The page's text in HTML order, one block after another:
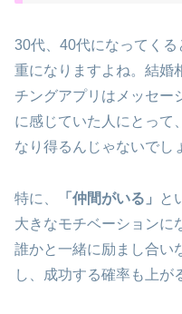
30代、40代になってく
重になりますよね。結婚
チングアプリはメッセ
に感じていた人にとって
なり得るんじゃないでし
特に、 「仲間がいる」
と
大きなモチベーションに
誰かと一緒に励まし合い
し、成功する確率も上が